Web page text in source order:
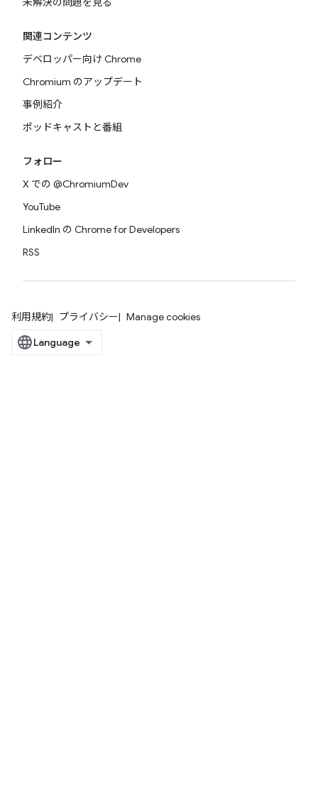
関連コンテンツ
デベロッパー向け Chrome
Chromium のアップデート
事例紹介
ポッドキャストと番組
フォロー
X での @ChromiumDev
YouTube
LinkedIn の Chrome for Developers
RSS
利用規約 プライバシー Manage cookies